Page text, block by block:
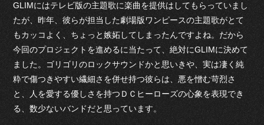
GLIMにはテレビ版の主題歌に楽曲を提供はしてもらっていまし
たが、昨年、彼らが担当した劇場版ワンピースの主題歌がとて
もカッコよく、ちょっと嫉妬してしまったんですよね。だから
今回のプロジェクトを進めるに当たって、絶対にGLIMに決めて
ました。ゴリゴリのロックサウンドかと思いきや、実は凄く純
粋で傷つきやすい繊細さを併せ持つ彼らは、悪を憎む苛烈さ
と、人を愛する優しさを持つＤＣヒーローズの心象を表現でき
る、数少ないバンドだと思っています。